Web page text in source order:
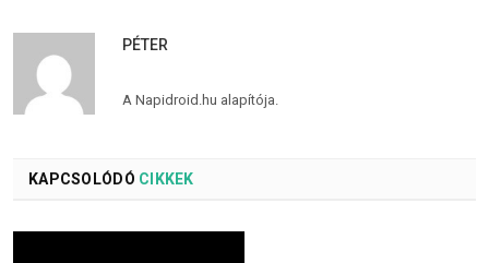
PÉTER
A Napidroid.hu alapítója.
KAPCSOLÓDÓ CIKKEK